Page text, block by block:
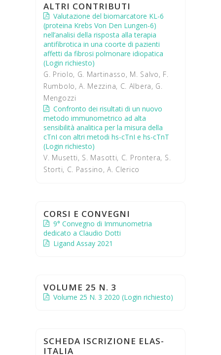
ALTRI CONTRIBUTI
Valutazione del biomarcatore KL-6
(proteina Krebs Von Den Lungen-6)
nell’analisi della risposta alla terapia
antifibrotica in una coorte di pazienti
affetti da fibrosi polmonare idiopatica
(Login richiesto)
G. Priolo, G. Martinasso, M. Salvo, F.
Rumbolo, A. Mezzina, C. Albera, G.
Mengozzi
Confronto dei risultati di un nuovo
metodo immunometrico ad alta
sensibilità analitica per la misura della
cTnI con altri metodi hs-cTnI e hs-cTnT
(Login richiesto)
V. Musetti, S. Masotti, C. Prontera, S.
Storti, C. Passino, A. Clerico
CORSI E CONVEGNI
9° Convegno di Immunometria
dedicato a Claudio Dotti
Ligand Assay 2021
VOLUME 25 N. 3
Volume 25 N. 3 2020 (Login richiesto)
SCHEDA ISCRIZIONE ELAS-
ITALIA